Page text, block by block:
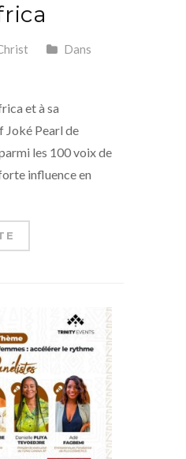
Dans
et à sa
Joké Pearl de
les 100 voix de
influence en